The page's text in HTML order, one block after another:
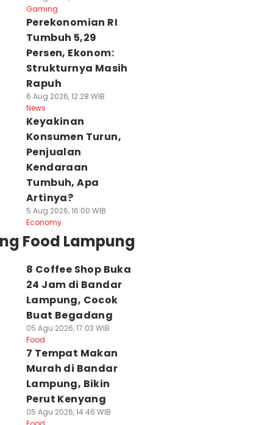
Gaming
Perekonomian RI
Tumbuh 5,29
Persen, Ekonom:
Strukturnya Masih
Rapuh
6 Aug 2026, 12:28 WIB
News
Keyakinan
Konsumen Turun,
Penjualan
Kendaraan
Tumbuh, Apa
Artinya?
5 Aug 2026, 16:00 WIB
Economy
Food Lampung
8 Coffee Shop Buka
24 Jam di Bandar
Lampung, Cocok
Buat Begadang
05 Agu 2026, 17:03 WIB
Food
7 Tempat Makan
Murah di Bandar
Lampung, Bikin
Perut Kenyang
05 Agu 2026, 14:46 WIB